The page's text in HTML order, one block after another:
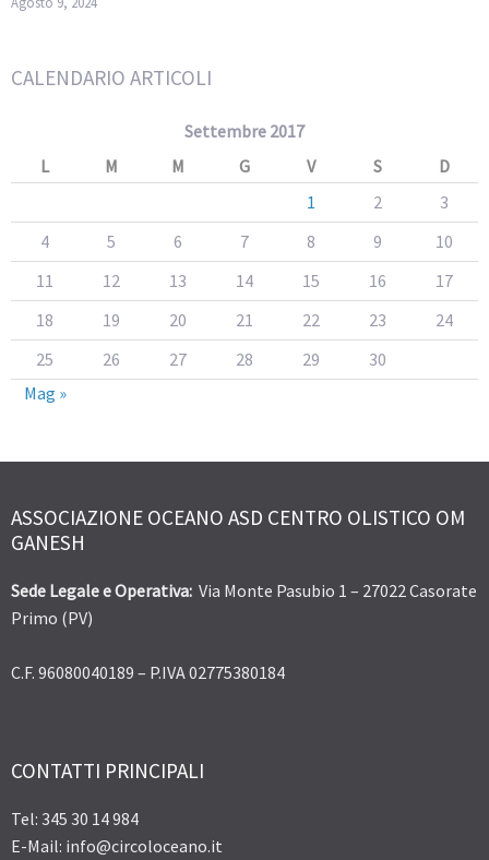
CALENDARIO ARTICOLI
Settembre 2017
L
M M G V S
D
1
2
3
4
5 6 7 8 9
10
11
12 13 14 15 16
17
18
19 20 21 22 23
24
25
26 27 28 29
30
Mag »
ASSOCIAZIONE OCEANO ASD CENTRO OLISTICO OM
GANESH
Sede Legale e Operativa: Via Monte Pasubio 1 – 27022 Casorate
Primo (PV)
C.F. 96080040189 – P.IVA 02775380184
CONTATTI PRINCIPALI
Tel: 345 30 14 984
E-Mail: info@circoloceano.it